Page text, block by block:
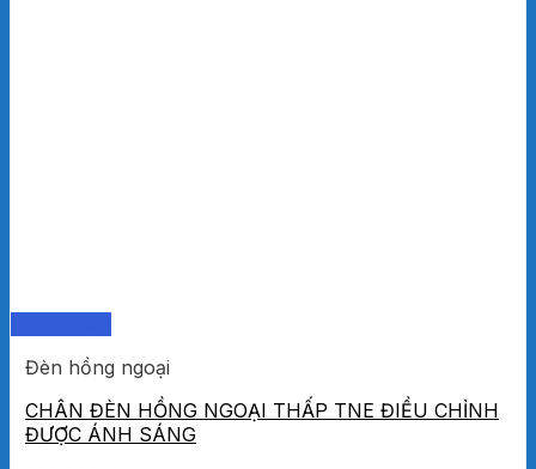
Đèn hồng ngoại
CHÂN ĐÈN HỒNG NGOẠI THẤP TNE ĐIỀU CHỈNH
ĐƯỢC ÁNH SÁNG